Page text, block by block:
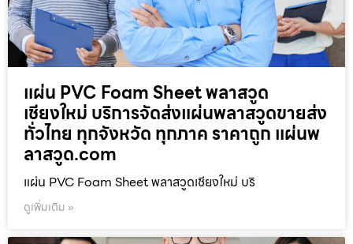
แผ่น PVC Foam Sheet พลาสวูด
เชียงใหม่ บริการจัดส่งแผ่นพลาสวูดขายส่ง
ทั่วไทย ทุกจังหวัด ทุกภาค ราคาถูก แผ่นพ
ลาสวูด.com
แผ่น PVC Foam Sheet พลาสวูดเชียงใหม่ บริ
ดูเพิ่มเติม »